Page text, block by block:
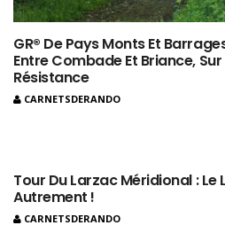
GR® De Pays Monts Et
Entre Combade Et Briance,
Résistance
CARNETSDERANDO
Tour Du Larzac Méridional : Le
Autrement !
CARNETSDERANDO